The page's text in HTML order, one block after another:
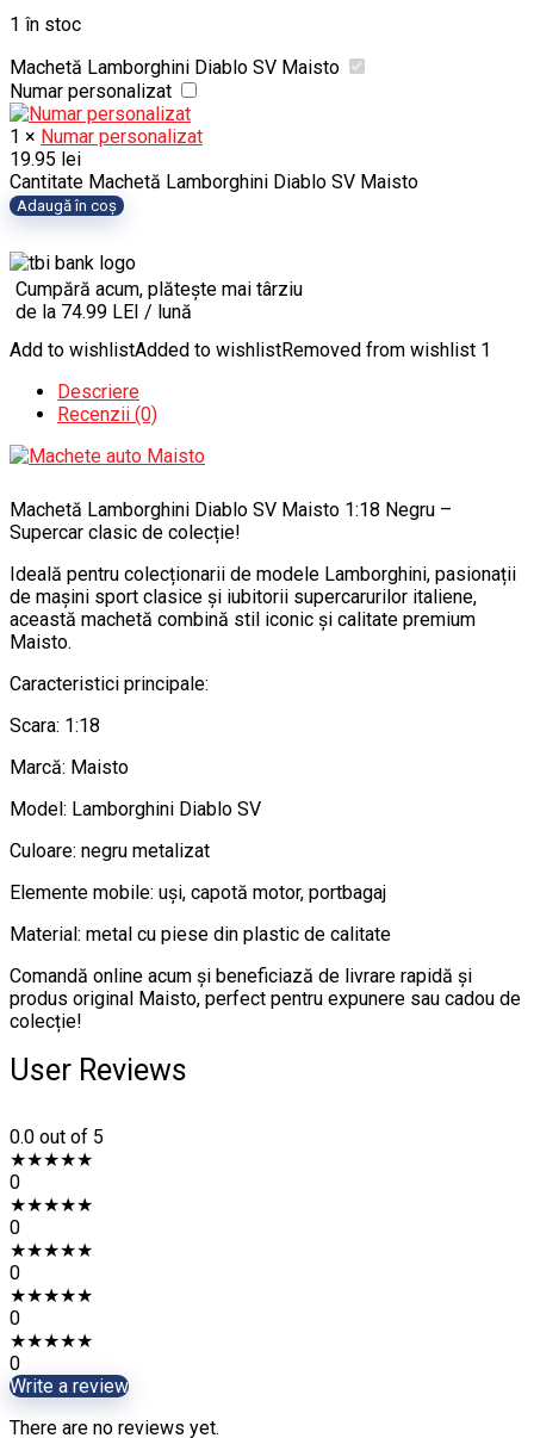
1 în stoc
Machetă Lamborghini Diablo SV Maisto
Numar personalizat
1 × Numar personalizat
19.95 lei
Cantitate Machetă Lamborghini Diablo SV Maisto
Adaugă în coș
Cumpără acum, plătește mai târziu
de la 74.99 LEI / lună
Add to wishlistAdded to wishlistRemoved from wishlist 1
Descriere
Recenzii (0)
Machetă Lamborghini Diablo SV Maisto 1:18 Negru –
Supercar clasic de colecție!
Ideală pentru colecționarii de modele Lamborghini, pasionații
de mașini sport clasice și iubitorii supercarurilor italiene,
această machetă combină stil iconic și calitate premium
Maisto.
Caracteristici principale:
Scara: 1:18
Marcă: Maisto
Model: Lamborghini Diablo SV
Culoare: negru metalizat
Elemente mobile: uși, capotă motor, portbagaj
Material: metal cu piese din plastic de calitate
Comandă online acum și beneficiază de livrare rapidă și
produs original Maisto, perfect pentru expunere sau cadou de
colecție!
User Reviews
0.0 out of 5
★★★★★
0
★★★★★
0
★★★★★
0
★★★★★
0
★★★★★
0
Write a review
There are no reviews yet.